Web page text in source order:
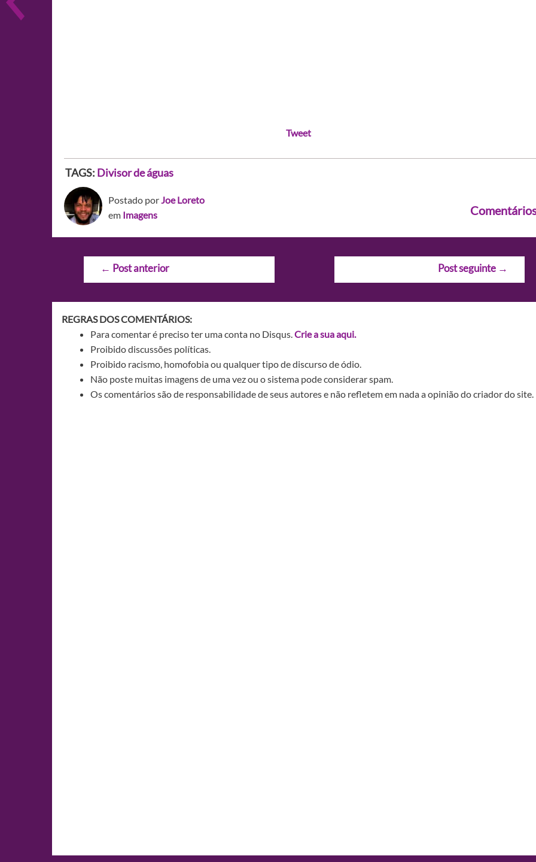
Tweet
TAGS: Divisor de águas
Postado porJoe Loreto
em Imagens
Navegação
← Post anterior Post seguinte →
REGRAS DOS COMENTÁRIOS:
Para comentar é preciso ter uma conta no Disqus.Crie a sua aqui.
Proibido discussões políticas.
Proibido racismo, homofobia ou qualquer tipo de discurso de ódio.
Não poste muitas imagens de uma vez ou o sistema pode considerar spam.
Os comentários são de responsabilidade de seus autores e não refletem em nada a opinião do criador do site.